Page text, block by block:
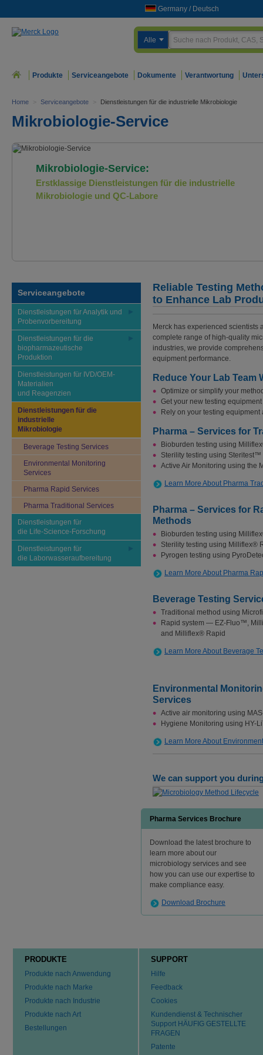
Germany / Deutsch
Alle
Produkte Serviceangebote Dokumente Verantwortung
Home > Serviceangebote > Dienstleistungen für die industrielle Mikrobiologie
Mikrobiologie-Service
Mikrobiologie-Service:
Erstklassige Dienstleistungen für die industrielle
Mikrobiologie und QC-Labore
Serviceangebote
Dienstleistungen für Analytik und
Probenvorbereitung
Dienstleistungen für die
biopharmazeutische
Produktion
Dienstleistungen für IVD/OEM-
Materialien
und Reagenzien
Dienstleistungen für die
industrielle
Mikrobiologie
Beverage Testing Services
Environmental Monitoring
Services
Pharma Rapid Services
Pharma Traditional Services
Dienstleistungen für
die Life-Science-Forschung
Dienstleistungen für
die Laborwasseraufbereitung
Reliable Testing
to Enhance Lab
Merck has experienced
complete range of high-quality
industries, we provide
equipment performance.
Reduce Your Lab
Optimize or simplify your
Get your new testing
Rely on your testing
Pharma – Services for
Bioburden testing using
Sterility testing using Steritest™
Active Air Monitoring using the
Learn More About Pharma
Pharma – Services for
Methods
Bioburden testing using
Sterility testing using Milliflex®
Pyrogen testing using
Learn More About Pharma
Beverage Testing
Traditional method using
Rapid system — EZ-Fluo™,
and Milliflex® Rapid
Learn More About Beverage
Environmental
Services
Active air monitoring using
Hygiene Monitoring using HY-
Learn More About
We can support you
Pharma Services Brochure
Download the latest brochure to
learn more about our
microbiology services and see
how you can use our expertise to
make compliance easy.
Download Brochure
PRODUKTE
Produkte nach Anwendung
Produkte nach Marke
Produkte nach Industrie
Produkte nach Art
Bestellungen
SUPPORT
Hilfe
Feedback
Cookies
Kundendienst & Technischer
Support HÄUFIG GESTELLTE
FRAGEN
Patente